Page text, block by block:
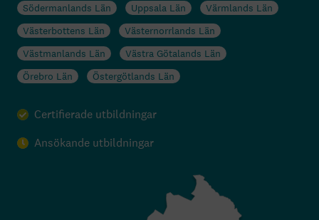
Södermanlands Län
Uppsala Län
Värmlands Län
Västerbottens Län
Västernorrlands Län
Västmanlands Län
Västra Götalands Län
Örebro Län
Östergötlands Län
Certifierade utbildningar
Ansökande utbildningar